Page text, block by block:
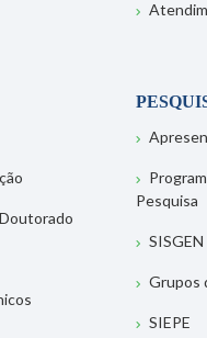
Pesquisa
SISGEN
Grupos
SIEPE